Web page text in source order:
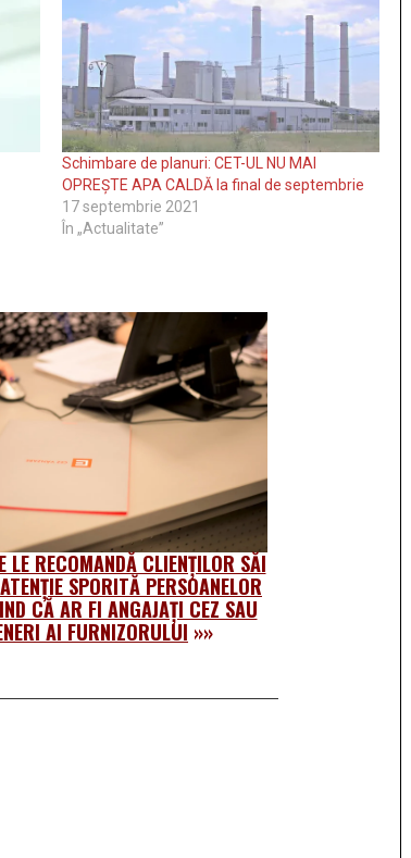
Schimbare de planuri: CET-UL NU MAI
OPREȘTE APA CALDĂ la final de septembrie
17 septembrie 2021
În „Actualitate”
LE RECOMANDĂ CLIENȚILOR SĂI
SPORITĂ PERSOANELOR
CĂ AR FI ANGAJAȚI CEZ SAU
AI FURNIZORULUI »»